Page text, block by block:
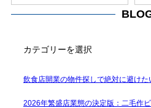
BLOG
飲食店開業の物件探しで絶対に避けた
2026年繁盛店業態の決定版：二毛作